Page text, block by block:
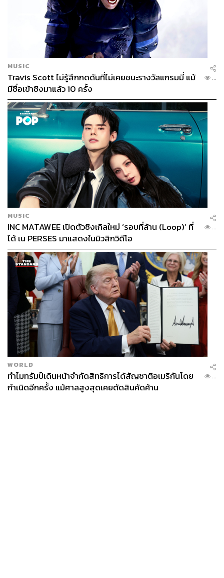
MUSIC
Travis Scott ไม่รู้สึกกดดันที่ไม่เคยชนะรางวัลแกรมมี่ แม้
มีชื่อเข้าชิงมาแล้ว 10 ครั้ง
...
MUSIC
INC MATAWEE เปิดตัวซิงเกิลใหม่ ‘รอบที่ล้าน (Loop)’ ที่
ได้ เน PERSES มาแสดงในมิวสิกวิดีโอ
...
WORLD
ทำไมทรัมป์เดินหน้าจำกัดสิทธิการได้สัญชาติอเมริกันโดย
กำเนิดอีกครั้ง แม้ศาลสูงสุดเคยตัดสินคัดค้าน
...